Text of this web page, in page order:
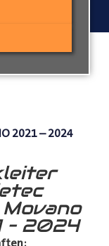
2021 – 2024
– 2024